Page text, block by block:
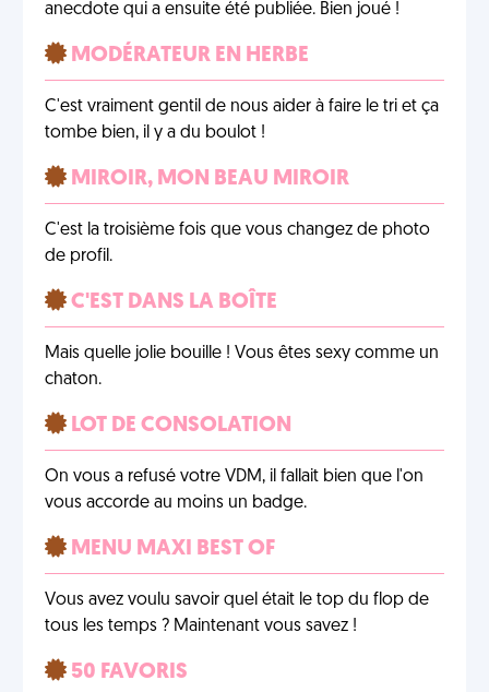
anecdote qui a ensuite été publiée. Bien joué !
MODÉRATEUR EN HERBE
C'est vraiment gentil de nous aider à faire le tri et ça
tombe bien, il y a du boulot !
MIROIR, MON BEAU MIROIR
C'est la troisième fois que vous changez de photo
de profil.
C'EST DANS LA BOÎTE
Mais quelle jolie bouille ! Vous êtes sexy comme un
chaton.
LOT DE CONSOLATION
On vous a refusé votre VDM, il fallait bien que l'on
vous accorde au moins un badge.
MENU MAXI BEST OF
Vous avez voulu savoir quel était le top du flop de
tous les temps ? Maintenant vous savez !
50 FAVORIS